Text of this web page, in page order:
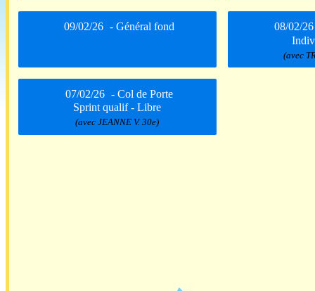
09/02/26 - Général fond
08/02/26
(avec
07/02/26 - Col de Porte
Sprint qualif - Libre
(avec JEANNE V. 30e)